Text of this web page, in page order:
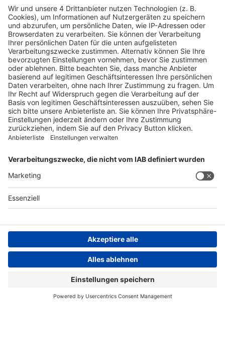
info@spirig-healthcare.ch
Pharmakovigilanz
Für Meldungen von unerwünschten Arzneimittelwirkungen zu
einem Medikament von Spirig HealthCare AG
Tel. +41 62 388 85 88
pharmacovigilance@spirig-healthcare.ch
FOLGEN SIE UNS
AGB
Datenschutzhinweis
Compliance